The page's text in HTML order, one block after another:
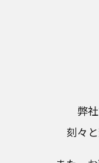
弊
刻々